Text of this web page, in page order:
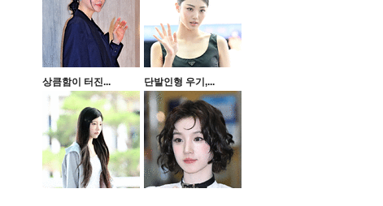
상큼함이 터진... 단발인형 우기,...